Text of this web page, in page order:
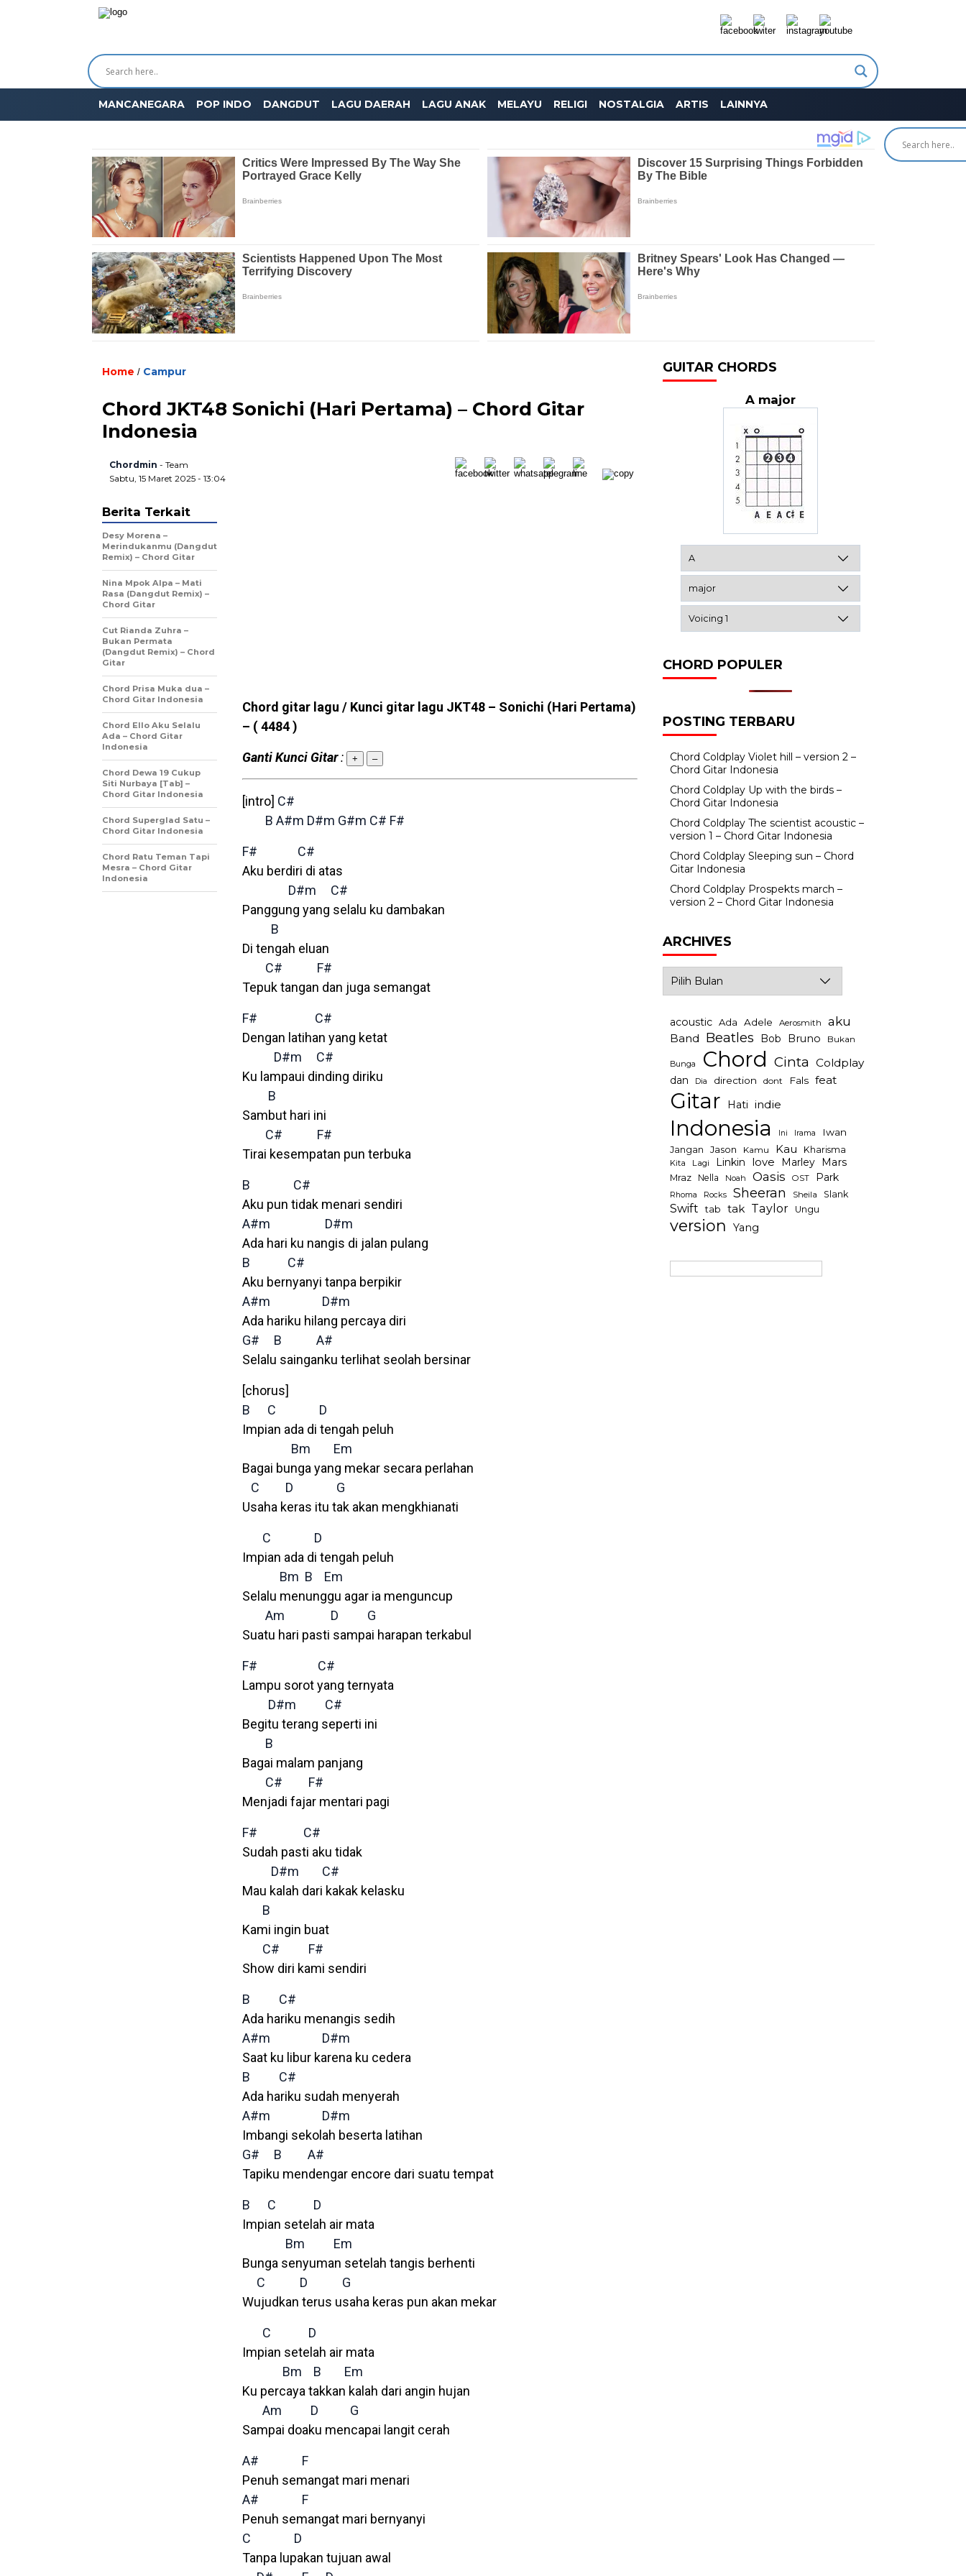
MANCANEGARA POP INDO DANGDUT LAGU DAERAH LAGU ANAK MELAYU RELIGI NOSTALGIA ARTIS LAINNYA
Home / Campur
Chord JKT48 Sonichi (Hari Pertama) – Chord Gitar
Indonesia
Chordmin - Team
Sabtu, 15 Maret 2025 - 13:04
Chord gitar lagu / Kunci gitar lagu JKT48 – Sonichi (Hari Pertama)
– ( 4484 )
Ganti Kunci Gitar: + –
[intro] C#
B A#m D#m G#m C# F#
F#
C#
Aku berdiri di atas
D#m
C#
Panggung yang selalu ku dambakan
B
Di tengah eluan
C#
F#
Tepuk tangan dan juga semangat
F#
C#
Dengan latihan yang ketat
D#m
C#
Ku lampaui dinding diriku
B
Sambut hari ini
C#
F#
Tirai kesempatan pun terbuka
B
C#
Aku pun tidak menari sendiri
A#m
D#m
Ada hari ku nangis di jalan pulang
B
C#
Aku bernyanyi tanpa berpikir
A#m
D#m
Ada hariku hilang percaya diri
G#
B
A#
Selalu sainganku terlihat seolah bersinar
[chorus]
B
C
D
Impian ada di tengah peluh
Bm
Em
Bagai bunga yang mekar secara perlahan
C
D
G
Usaha keras itu tak akan mengkhianati
C
D
Impian ada di tengah peluh
Bm B
Em
Selalu menunggu agar ia menguncup
Am
D
G
Suatu hari pasti sampai harapan terkabul
F#
C#
Lampu sorot yang ternyata
D#m
C#
Begitu terang seperti ini
B
Bagai malam panjang
C#
F#
Menjadi fajar mentari pagi
F#
C#
Sudah pasti aku tidak
D#m
C#
Mau kalah dari kakak kelasku
B
Kami ingin buat
C#
F#
Show diri kami sendiri
B
C#
Ada hariku menangis sedih
A#m
D#m
Saat ku libur karena ku cedera
B
C#
Ada hariku sudah menyerah
A#m
D#m
Imbangi sekolah beserta latihan
G#
B
A#
Tapiku mendengar encore dari suatu tempat
B C
D
Impian setelah air mata
Bm
Em
Bunga senyuman setelah tangis berhenti
C
D
G
Wujudkan terus usaha keras pun akan mekar
C
D
Impian setelah air mata
Bm
B
Em
Ku percaya takkan kalah dari angin hujan
Am
D
G
Sampai doaku mencapai langit cerah
A#
F
Penuh semangat mari menari
A#
F
Penuh semangat mari bernyanyi
C
D
Tanpa lupakan tujuan awal
Berita Terkait
Desy Morena –
Merindukanmu (Dangdut
Remix) – Chord Gitar
Nina Mpok Alpa – Mati
Rasa (Dangdut Remix) –
Chord Gitar
Cut Rianda Zuhra –
Bukan Permata
(Dangdut Remix) – Chord
Gitar
Chord Prisa Muka dua –
Chord Gitar Indonesia
Chord Ello Aku Selalu
Ada – Chord Gitar
Indonesia
Chord Dewa 19 Cukup
Siti Nurbaya [Tab] –
Chord Gitar Indonesia
Chord Superglad Satu –
Chord Gitar Indonesia
Chord Ratu Teman Tapi
Mesra – Chord Gitar
Indonesia
GUITAR CHORDS
A major
CHORD POPULER
POSTING TERBARU
Chord Coldplay Violet hill – version 2 –
Chord Gitar Indonesia
Chord Coldplay Up with the birds –
Chord Gitar Indonesia
Chord Coldplay The scientist acoustic –
version 1 – Chord Gitar Indonesia
Chord Coldplay Sleeping sun – Chord
Gitar Indonesia
Chord Coldplay Prospekts march –
version 2 – Chord Gitar Indonesia
ARCHIVES
acoustic Ada Adele Aerosmith aku
Band Beatles Bob Bruno Bukan
Bunga Chord Cinta Coldplay
dan Dia direction dont Fals feat
Gitar Hati indie
Indonesia Ini Irama Iwan
Jangan Jason Kamu Kau Kharisma
Kita Lagi Linkin love Marley Mars
Mraz Nella Noah Oasis OST Park
Rhoma Rocks Sheeran Sheila Slank
Swift tab tak Taylor Ungu
version Yang